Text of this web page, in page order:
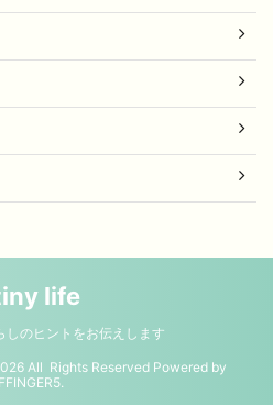
life
しのヒントをお伝えします
All Rights Reserved Powered by
.